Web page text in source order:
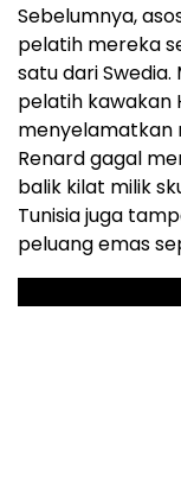
Sebelumnya,
pelatih mereka
satu dari
pelatih kawakan
menyelamatkan
Renard gagal
balik kilat milik
Tunisia juga
peluang emas